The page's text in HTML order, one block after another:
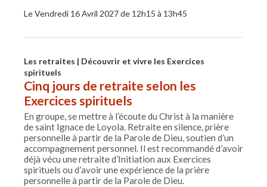
Le Vendredi 16 Avril 2027 de 12h15 à 13h45
Les retraites
Découvrir et vivre les Exercices
spirituels
Cinq jours de retraite selon les
Exercices spirituels
En groupe, se mettre à l’écoute du Christ à la manière
de saint Ignace de Loyola. Retraite en silence, prière
personnelle à partir de la Parole de Dieu, soutien d’un
accompagnement personnel. Il est recommandé d’avoir
déjà vécu une retraite d’Initiation aux Exercices
spirituels ou d’avoir une expérience de la prière
personnelle à partir de la Parole de Dieu.